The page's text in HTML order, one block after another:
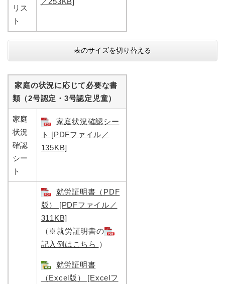
リス
ト
表のサイズを切り替える
家庭の状況に応じて必要な書
類（2号認定・3号認定児童）
家庭
状況
確認
シー
ト
家庭状況確認シー
ト [PDFファイル／
135KB]
就労証明書（PDF
版） [PDFファイル／
311KB]
（※就労証明書の
記入例はこちら ）
就労証明書
（Excel版） [Excelフ